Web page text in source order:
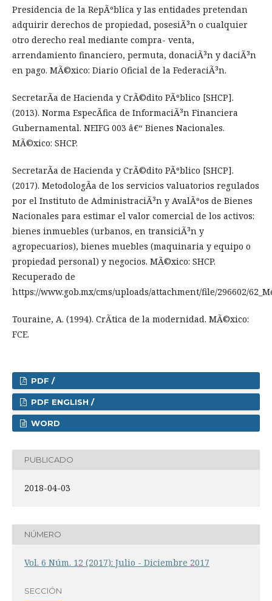
Presidencia de la RepÃºblica y las entidades pretendan
adquirir derechos de propiedad, posesiÃ³n o cualquier
otro derecho real mediante compra- venta,
arrendamiento financiero, permuta, donaciÃ³n y daciÃ³n
en pago. MÃ©xico: Diario Oficial de la FederaciÃ³n.
SecretarÃ­a de Hacienda y CrÃ©dito PÃºblico [SHCP].
(2013). Norma EspecÃ­fica de InformaciÃ³n Financiera
Gubernamental. NEIFG 003 â€“ Bienes Nacionales.
MÃ©xico: SHCP.
SecretarÃ­a de Hacienda y CrÃ©dito PÃºblico [SHCP].
(2017). MetodologÃ­a de los servicios valuatorios regulados
por el Instituto de AdministraciÃ³n y AvalÃºos de Bienes
Nacionales para estimar el valor comercial de los activos:
bienes inmuebles (urbanos, en transiciÃ³n y
agropecuarios), bienes muebles (maquinaria y equipo o
propiedad personal) y negocios. MÃ©xico: SHCP.
Recuperado de
https://www.gob.mx/cms/uploads/attachment/file/296602/
Touraine, A. (1994). CrÃ­tica de la modernidad. MÃ©xico:
FCE.
PDF /
PDF ENGLISH /
WORD
PUBLICADO
2018-04-03
NÚMERO
Vol. 6 Núm. 12 (2017): Julio - Diciembre 2017
SECCIÓN